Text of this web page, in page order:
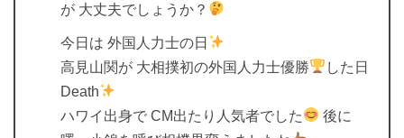
が 大丈夫でしょうか？
今日は 外国人力士の日
高見山関が 大相撲初の外国人力士優勝
した日
Death
ハワイ出身で CM出たり人気者でした
後に